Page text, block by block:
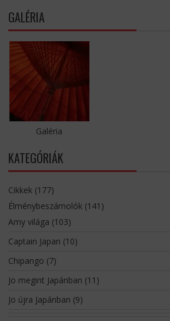
GALÉRIA
Galéria
KATEGÓRIÁK
Cikkek(177)
Élménybeszámolók(141)
Amy világa (103)
Captain Japan (10)
Chipango (7)
Jo megint Japánban (11)
Jo újra Japánban (9)